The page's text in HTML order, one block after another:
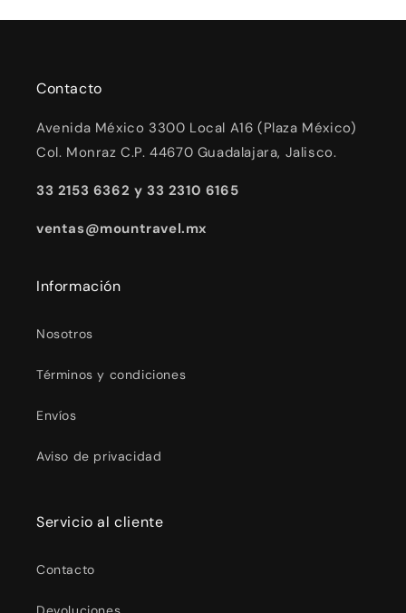
Contacto
Avenida México 3300 Local A16 (Plaza México)
Col. Monraz C.P. 44670 Guadalajara, Jalisco.
33 2153 6362 y 33 2310 6165
ventas@mountravel.mx
Información
Nosotros
Términos y condiciones
Envíos
Aviso de privacidad
Servicio al cliente
Contacto